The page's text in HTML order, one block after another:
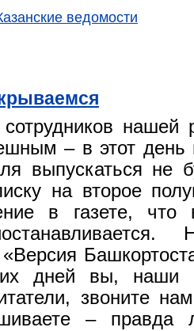
ведомости
нашей
– в этот день
выпускаться не
на второе
в газете, что
дней вы, наши
звоните
– правда